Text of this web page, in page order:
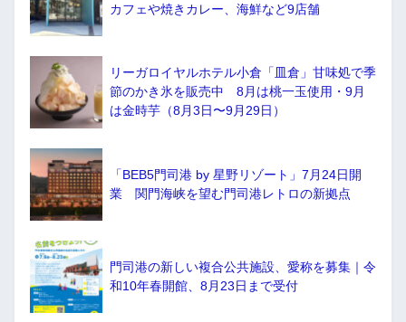
カフェや焼きカレー、海鮮など9店舗
リーガロイヤルホテル小倉「皿倉」甘味処で季
節のかき氷を販売中 8月は桃一玉使用・9月
は金時芋（8月3日〜9月29日）
「BEB5門司港 by 星野リゾート」7月24日開
業 関門海峡を望む門司港レトロの新拠点
門司港の新しい複合公共施設、愛称を募集｜令
和10年春開館、8月23日まで受付